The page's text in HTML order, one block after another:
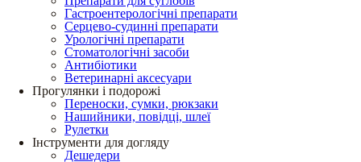
Гастроентерологічні препарати
Серцево-судинні препарати
Урологічні препарати
Стоматологічні засоби
Антибіотики
Ветеринарні аксесуари
Прогулянки і подорожі
Переноски, сумки, рюкзаки
Нашийники, повідці, шлеї
Рулетки
Інструменти для догляду
Дешедери